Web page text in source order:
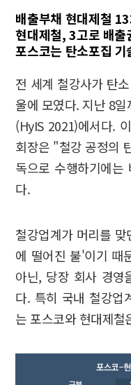
배출부채 현대제철
현대제철, 3고로 배출
포스코는 탄소포집
전 세계 철강사가 탄
울에 모였다. 지난 8
(HyIS 2021)에서다.
회장은 "철강 공정의
독으로 수행하기에는
다.
철강업계가 머리를
에 떨어진 불'이기 때
아닌, 당장 회사 경영
다. 특히 국내 철강업
는 포스코와 현대제철